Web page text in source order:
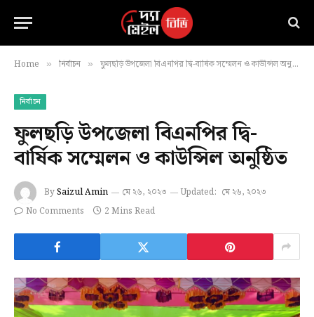
Home » নির্বাচন » ফুলছড়ি উপজেলা বিএনপির দ্বি-বার্ষিক সম্মেলন ও কাউন্সিল অনুষ্ঠিত
নির্বাচন
ফুলছড়ি উপজেলা বিএনপির দ্বি-
বার্ষিক সম্মেলন ও কাউন্সিল অনুষ্ঠিত
BySaizul Amin মে ২৬, ২০২৩ Updated: মে ২৬, ২০২৩
No Comments
2 Mins Read